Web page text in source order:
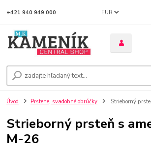
EUR
+421 940 949 000
Úvod Prstene, svadobné obrúčky Strieborný
Strieborný prsteň s
M-26